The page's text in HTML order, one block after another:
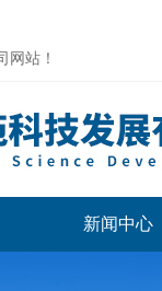
网站！
新闻中心